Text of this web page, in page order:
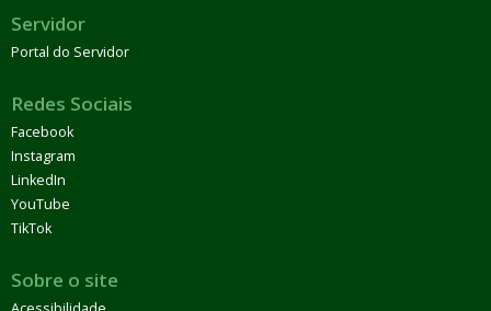
Servidor
Portal do Servidor
Redes Sociais
Facebook
Instagram
LinkedIn
YouTube
TikTok
Sobre o site